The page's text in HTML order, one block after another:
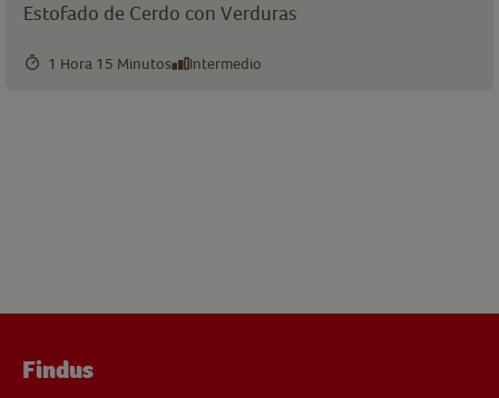
Estofado de Cerdo con Verduras
1 Hora 15 Minutos Intermedio
Findus